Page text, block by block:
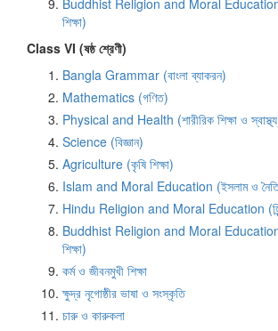
শিক্ষা)
Class VI (ষষ্ঠ শ্রেণী)
Bangla Grammar (বাংলা ব্যাকরন)
Mathematics (গণিত)
Physical and Health (শারীরিক শিক্ষা ও
Science (বিজ্ঞান)
Agriculture (কৃষি শিক্ষা)
Islam and Moral Education (ইসলাম ও
Hindu Religion and Moral Education (হিন্দু
Buddhist Religion and Moral Education
শিক্ষা)
কর্ম ও জীবনমুখী শিক্ষা
ক্ষুদ্র নৃগোষ্ঠীর ভাষা ও সংস্কৃতি
চারু ও কারুকলা